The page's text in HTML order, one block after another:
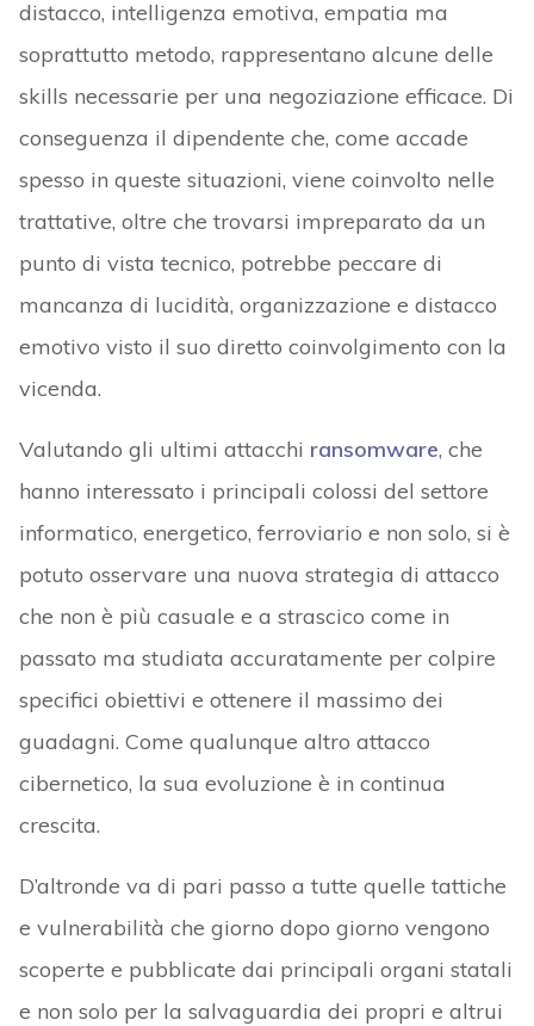
distacco, intelligenza emotiva, empatia ma
soprattutto metodo, rappresentano alcune delle
skills necessarie per una negoziazione efficace. Di
conseguenza il dipendente che, come accade
spesso in queste situazioni, viene coinvolto nelle
trattative, oltre che trovarsi impreparato da un
punto di vista tecnico, potrebbe peccare di
mancanza di lucidità, organizzazione e distacco
emotivo visto il suo diretto coinvolgimento con la
vicenda.
Valutando gli ultimi attacchi ransomware, che
hanno interessato i principali colossi del settore
informatico, energetico, ferroviario e non solo, si è
potuto osservare una nuova strategia di attacco
che non è più casuale e a strascico come in
passato ma studiata accuratamente per colpire
specifici obiettivi e ottenere il massimo dei
guadagni. Come qualunque altro attacco
cibernetico, la sua evoluzione è in continua
crescita.
D’altronde va di pari passo a tutte quelle tattiche
e vulnerabilità che giorno dopo giorno vengono
scoperte e pubblicate dai principali organi statali
e non solo per la salvaguardia dei propri e altrui